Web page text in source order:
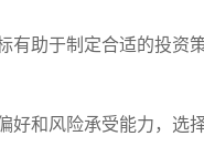
助于制定合适的投资策
好和风险承受能力，选